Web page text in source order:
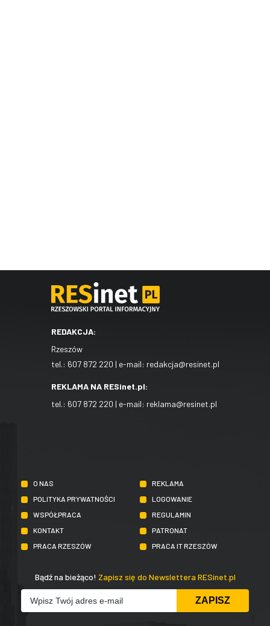
REDAKCJA:
Rzeszów
tel.: 607 872 220 | e-mail: redakcja@resinet.pl
REKLAMA NA RESinet.pl:
tel.: 607 872 220 | e-mail: reklama@resinet.pl
O NAS
REKLAMA
POLITYKA PRYWATNOŚCI
LOGOWANIE
WSPÓŁPRACA
REGULAMIN
KONTAKT
PATRONAT
PRACA RZESZÓW
PRACA IT RZESZÓW
Bądź na bieżąco! Zapisz się do Newslettera RESinet.pl